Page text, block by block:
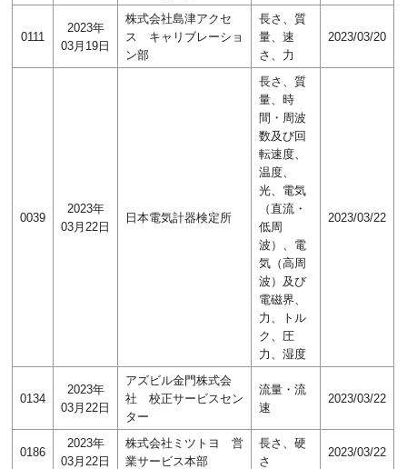
0111
2023年
03月19日
株式会社島津アクセ
ス キャリブレーショ
ン部
長さ、質
量、速
さ、力
2023/03/20
0039
2023年
03月22日
日本電気計器検定所
長さ、質
量、時
間・周波
数及び回
転速度、
温度、
光、電気
（直流・
低周
波）、電
気（高周
波）及び
電磁界、
力、トル
ク、圧
力、湿度
2023/03/22
0134
2023年
03月22日
アズビル金門株式会
社 校正サービスセン
ター
流量・流
速
2023/03/22
0186
2023年
03月22日
株式会社ミツトヨ 営
業サービス本部
長さ、硬
さ
2023/03/22